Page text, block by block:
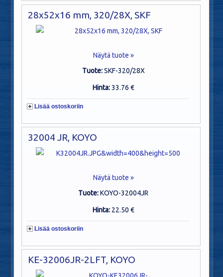
28x52x16 mm, 320/28X, SKF
Näytä tuote »
Tuote:SKF-320/28X
Hinta:33.76 €
Lisää ostoskoriin
32004 JR, KOYO
Näytä tuote »
Tuote:KOYO-32004JR
Hinta: 22.50 €
Lisää ostoskoriin
KE-32006JR-2LFT, KOYO